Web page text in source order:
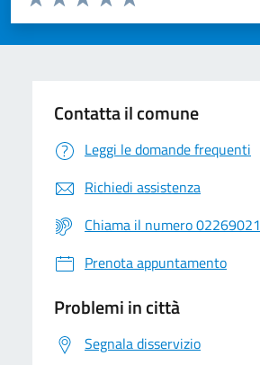
Valuta 5 stelle su 5
Valuta 4 stelle su 5
Valuta 3 stelle su 5
Valuta 2 stelle su 5
Valuta 1 stelle su 5
Contatta il comune
Leggi le domande frequenti
Richiedi assistenza
Chiama il numero 02269021
Prenota appuntamento
Problemi in città
Segnala disservizio